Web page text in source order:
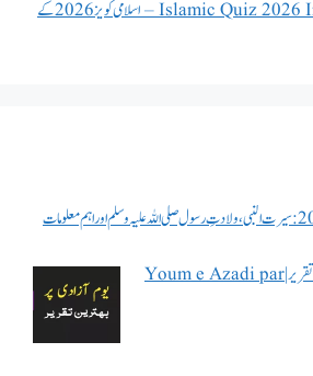
Islamic Quiz 2026 In Urdu – اسلامی کویز 2026 کے
یوم آزادی پر مضمون | یوم آزادی پر تقریر | Youm e Azadi par